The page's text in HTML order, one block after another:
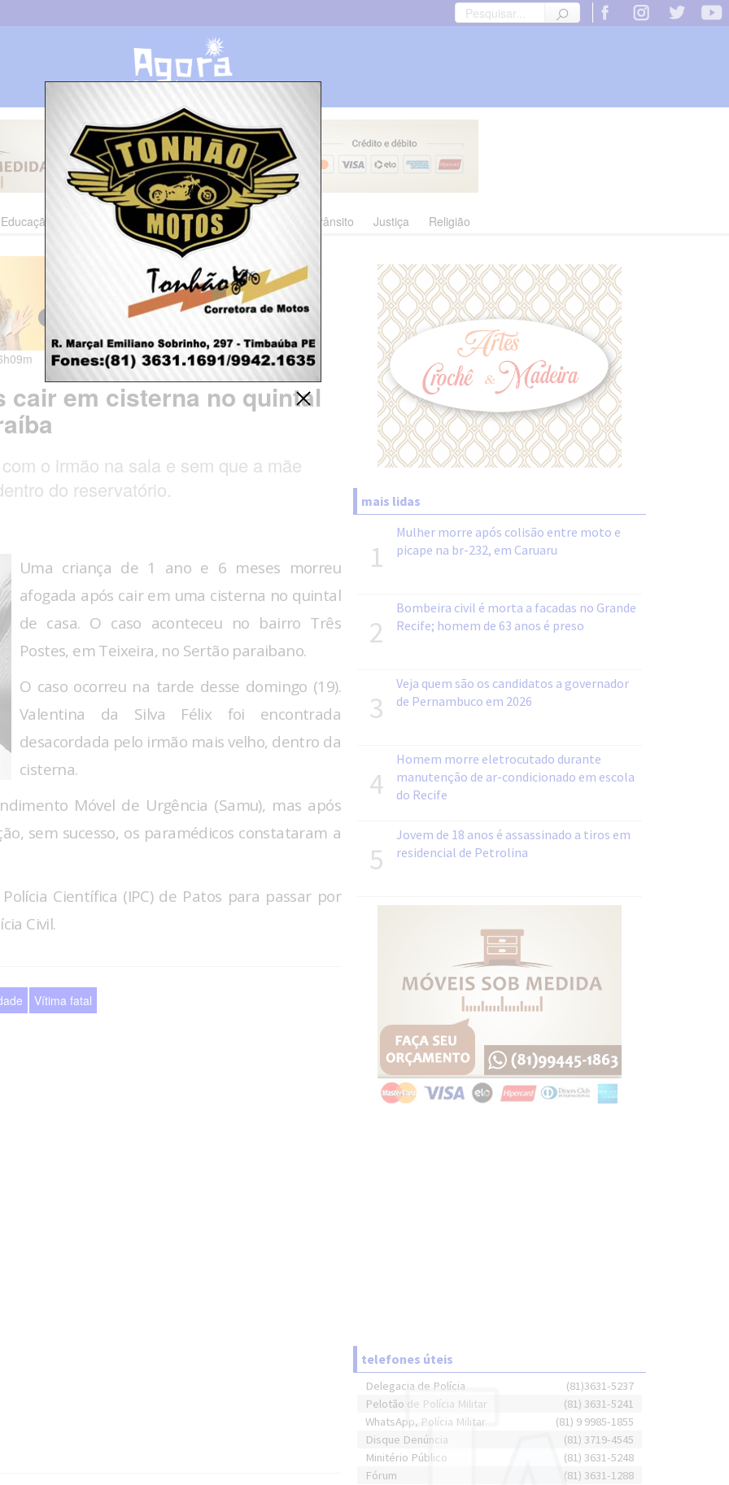
Educação Cultura Polícia Economia Trânsito Justiça Religião
cair em cisterna no quintal
o irmão na sala e sem que a mãe
do reservatório.
Uma criança de 1 ano e 6 meses morreu
afogada após cair em uma cisterna no quintal
de casa. O caso aconteceu no bairro Três
Postes, em Teixeira, no Sertão paraibano.
O caso ocorreu na tarde desse domingo (19).
Valentina da Silva Félix foi encontrada
desacordada pelo irmão mais velho, dentro da
cisterna.
Móvel de Urgência (Samu), mas após
sem sucesso, os paramédicos constataram a
Científica (IPC) de Patos para passar por
Civil.
Vítima fatal
mais lidas
1
Mulher morre após colisão entre moto e
picape na br-232, em Caruaru
2
Bombeira civil é morta a facadas no Grande
Recife; homem de 63 anos é preso
3
Veja quem são os candidatos a governador
de Pernambuco em 2026
4
Homem morre eletrocutado durante
manutenção de ar-condicionado em escola
do Recife
5
Jovem de 18 anos é assassinado a tiros em
residencial de Petrolina
telefones úteis
Delegacia de Polícia
(81)3631-5237
Pelotão de Polícia Militar
(81) 3631-5241
WhatsApp, Polícia Militar
(81) 9 9985-1855
Disque Denúncia
(81) 3719-4545
Minitério Público
(81) 3631-5248
Fórum
(81) 3631-1288